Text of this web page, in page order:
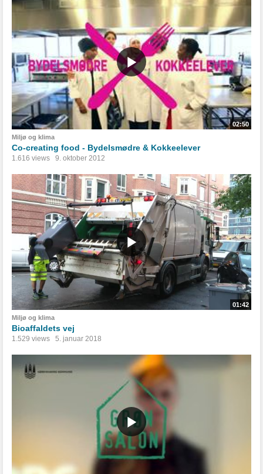
02:50
Miljø og klima
Co-creating food - Bydelsmødre & Kokkeelever
1.616 views 9. oktober 2012
01:42
Miljø og klima
Bioaffaldets vej
1.529 views 5. januar 2018